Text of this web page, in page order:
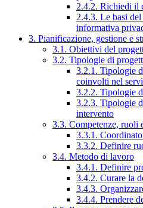
2.4.2. Richiedi il
2.4.3. Le basi
informativa
3. Pianificazione, gestione e
3.1. Obiettivi del
3.2. Tipologie di
3.2.1. Tipologie
coinvolti nel
3.2.2. Tipologie
3.2.3. Tipologie
intervento
3.3. Competenze, ruoli
3.3.1.
3.3.2. Definire
3.4. Metodo di lavoro
3.4.1. Definire
3.4.2. Curare la
3.4.3.
3.4.4. Prendere